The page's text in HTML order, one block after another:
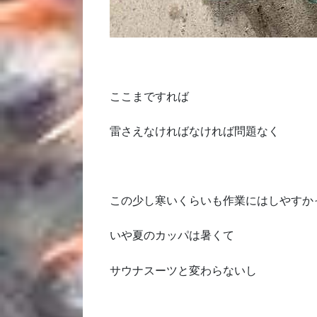
ここまですれば
雷さえなければなければ問題なく
この少し寒いくらいも作業にはしやすか
いや夏のカッパは暑くて
サウナスーツと変わらないし